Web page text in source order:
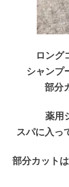
ロング
シャンプ
部分
薬用
スパに入っ
部分カット